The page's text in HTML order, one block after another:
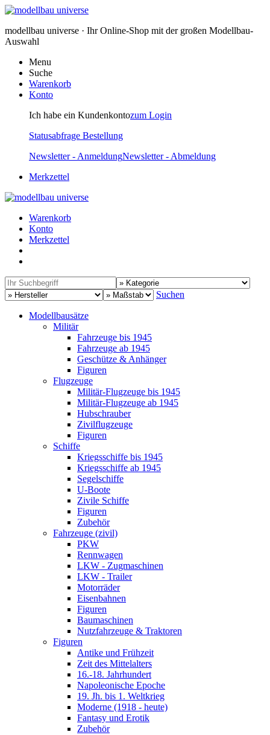
modellbau universe · Ihr Online-Shop mit der großen Modellbau-
Auswahl
Menu
Suche
Warenkorb
Konto
Ich habe ein Kundenkontozum Login
Statusabfrage Bestellung
Newsletter - AnmeldungNewsletter - Abmeldung
Merkzettel
Warenkorb
Konto
Merkzettel
Suchen
Modellbausätze
Militär
Fahrzeuge bis 1945
Fahrzeuge ab 1945
Geschütze & Anhänger
Figuren
Flugzeuge
Militär-Flugzeuge bis 1945
Militär-Flugzeuge ab 1945
Hubschrauber
Zivilflugzeuge
Figuren
Schiffe
Kriegsschiffe bis 1945
Kriegsschiffe ab 1945
Segelschiffe
U-Boote
Zivile Schiffe
Figuren
Zubehör
Fahrzeuge (zivil)
PKW
Rennwagen
LKW - Zugmaschinen
LKW - Trailer
Motorräder
Eisenbahnen
Figuren
Baumaschinen
Nutzfahrzeuge & Traktoren
Figuren
Antike und Frühzeit
Zeit des Mittelalters
16.-18. Jahrhundert
Napoleonische Epoche
19. Jh. bis 1. Weltkrieg
Moderne (1918 - heute)
Fantasy und Erotik
Zubehör